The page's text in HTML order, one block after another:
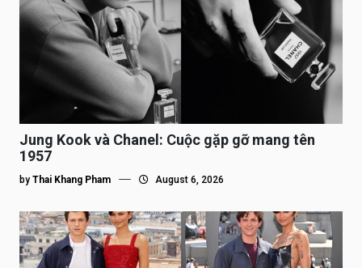
Jung Kook và Chanel: Cuộc gặp gỡ mang tên
1957
by Thai Khang Pham August 6, 2026